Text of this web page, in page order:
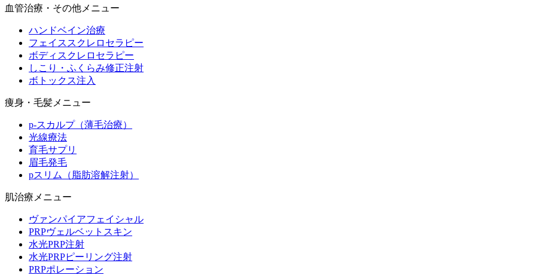
血管治療・その他メニュー
ハンドベイン治療
フェイススクレロセラピー
ボディスクレロセラピー
しこり・ふくらみ修正注射
ボトックス注入
痩身・毛髪メニュー
p-スカルプ（薄毛治療）
光線療法
育毛サプリ
眉毛発毛
pスリム（脂肪溶解注射）
肌治療メニュー
ヴァンパイアフェイシャル
PRPヴェルベットスキン
水光PRP注射
水光PRPピーリング注射
PRPポレーション